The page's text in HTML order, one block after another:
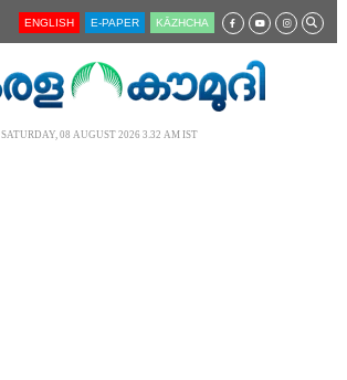
ENGLISH E-PAPER KĀZHCHA
SATURDAY, 08 AUGUST 2026 3.32 AM IST